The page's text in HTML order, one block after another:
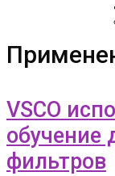
VSCO
обучение
фильтров